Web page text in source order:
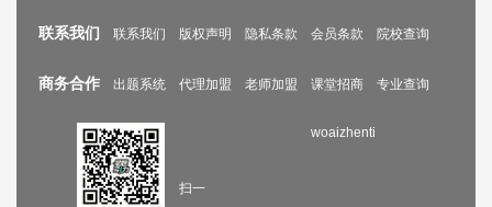
联系我们 联系我们 版权声明 隐私条款 会员条款 院校查询
商务合作 出题系统 代理加盟 老师加盟 课堂招商 专业查询
扫一
woaizhenti